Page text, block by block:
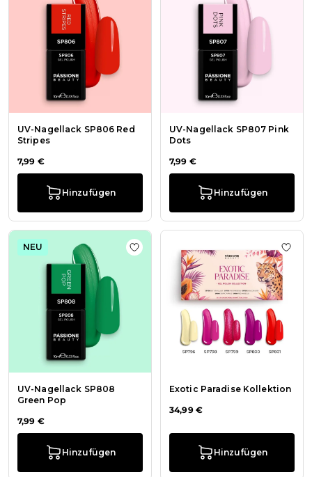
UV-Nagellack SP806 Red
Stripes
7,99 €
Hinzufügen
UV-Nagellack SP807 Pink
Dots
7,99 €
Hinzufügen
NEU
UV-Nagellack SP808
Green Pop
7,99 €
Hinzufügen
Zur Wunschliste hinzufügen UV-
Exotic Paradise Kollektion
34,99 €
Hinzufügen
Zur